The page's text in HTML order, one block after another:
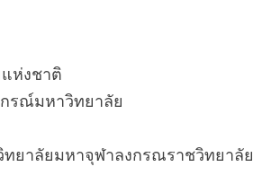
ห่งชาติ
รณ์มหาวิทยาลัย
าลัยมหาจุฬาลงกรณราชวิทยาลัย